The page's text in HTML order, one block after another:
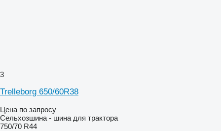
3
Trelleborg 650/60R38
Цена по запросу
Сельхозшина - шина для трактора
750/70 R44